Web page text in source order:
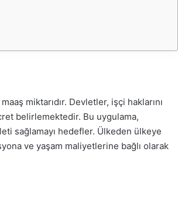
miktarıdır. Devletler, işçi haklarını
belirlemektedir. Bu uygulama,
sağlamayı hedefler. Ülkeden ülkeye
ve yaşam maliyetlerine bağlı olarak